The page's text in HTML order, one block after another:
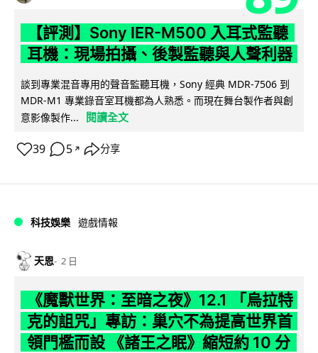
【評測】Sony IER-M500 入耳式監聽
耳機：現場拍攝、後製監聽與人聲利器
談到專業混音專用的聲音監聽耳機，Sony 經典 MDR-7506 到
MDR-M1 專業錄音室耳機都為人熟悉。而現在舞台製作者與創
意影像製作...
閱讀全文
39 5 ↗ 分享
科技娛樂 遊戲情報
天恩 2 日
《魔獸世界：至暗之夜》12.1 「烏拉特
克的詛咒」專訪：巢穴不為提高世界首
領門檻而設 《諸王之眠》縮短約 10 分